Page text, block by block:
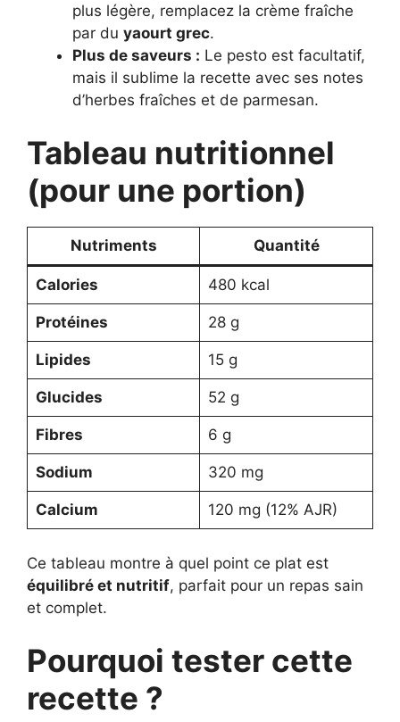
plus légère, remplacez la crème fraîche
par du yaourt grec.
Plus de saveurs : Le pesto est facultatif,
mais il sublime la recette avec ses notes
d’herbes fraîches et de parmesan.
Tableau nutritionnel
(pour une portion)
Nutriments Quantité
Calories 480 kcal
Protéines 28 g
Lipides 15 g
Glucides 52 g
Fibres 6 g
Sodium 320 mg
Calcium 120 mg (12% AJR)
Ce tableau montre à quel point ce plat est
équilibré et nutritif, parfait pour un repas sain
et complet.
Pourquoi tester cette
recette ?